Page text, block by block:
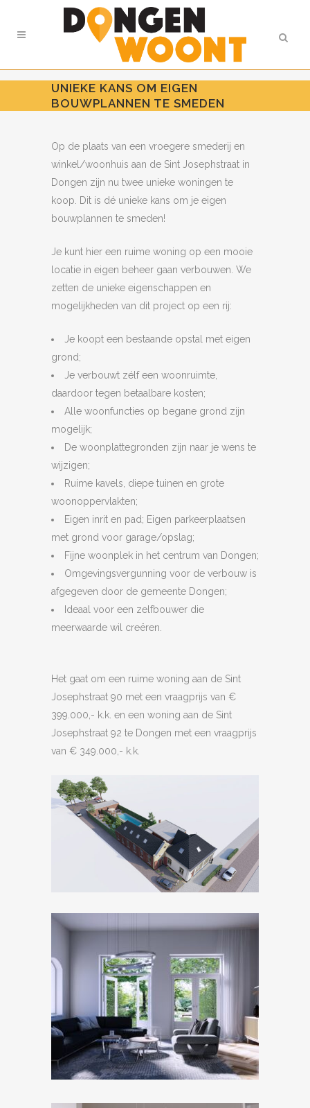
UNIEKE KANS OM EIGEN
BOUWPLANNEN TE SMEDEN
Op de plaats van een vroegere smederij en
winkel/woonhuis aan de Sint Josephstraat in
Dongen zijn nu twee unieke woningen te
koop. Dit is dé unieke kans om je eigen
bouwplannen te smeden!
Je kunt hier een ruime woning op een mooie
locatie in eigen beheer gaan verbouwen. We
zetten de unieke eigenschappen en
mogelijkheden van dit project op een rij:
Je koopt een bestaande opstal met eigen
grond;
Je verbouwt zélf een woonruimte,
daardoor tegen betaalbare kosten;
Alle woonfuncties op begane grond zijn
mogelijk;
De woonplattegronden zijn naar je wens te
wijzigen;
Ruime kavels, diepe tuinen en grote
woonoppervlakten;
Eigen inrit en pad; Eigen parkeerplaatsen
met grond voor garage/opslag;
Fijne woonplek in het centrum van Dongen;
Omgevingsvergunning voor de verbouw is
afgegeven door de gemeente Dongen;
Ideaal voor een zelfbouwer die
meerwaarde wil creëren.
Het gaat om een ruime woning aan de Sint
Josephstraat 90 met een vraagprijs van €
399.000,- k.k. en een woning aan de Sint
Josephstraat 92 te Dongen met een vraagprijs
van € 349.000,- k.k.